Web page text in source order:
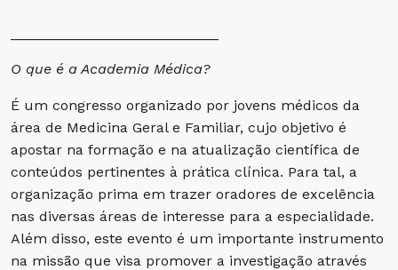
O que é a Academia Médica?
É um congresso organizado por jovens médicos da
área de Medicina Geral e Familiar, cujo objetivo é
apostar na formação e na atualização científica de
conteúdos pertinentes à prática clínica. Para tal, a
organização prima em trazer oradores de excelência
nas diversas áreas de interesse para a especialidade.
Além disso, este evento é um importante instrumento
na missão que visa promover a investigação através